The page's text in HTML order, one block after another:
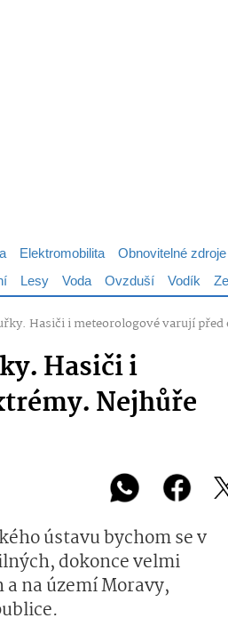
Elektromobilita Obnovitelné zdroje
Lesy Voda Ovzduší Vodík
Hasiči i meteorologové varují
Hasiči i
Nejhůře
ústavu bychom se v
dokonce velmi
na území Moravy,